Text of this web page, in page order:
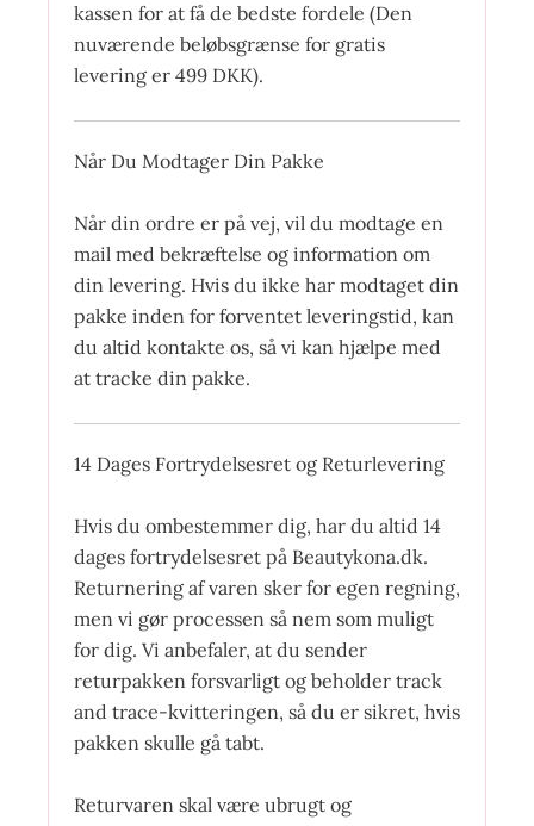
kassen for at få de bedste fordele (Den
nuværende beløbsgrænse for gratis
levering er 499 DKK).
Når Du Modtager Din Pakke
Når din ordre er på vej, vil du modtage en
mail med bekræftelse og information om
din levering. Hvis du ikke har modtaget din
pakke inden for forventet leveringstid, kan
du altid kontakte os, så vi kan hjælpe med
at tracke din pakke.
14 Dages Fortrydelsesret og Returlevering
Hvis du ombestemmer dig, har du altid 14
dages fortrydelsesret på Beautykona.dk.
Returnering af varen sker for egen regning,
men vi gør processen så nem som muligt
for dig. Vi anbefaler, at du sender
returpakken forsvarligt og beholder track
and trace-kvitteringen, så du er sikret, hvis
pakken skulle gå tabt.
Returvaren skal være ubrugt og